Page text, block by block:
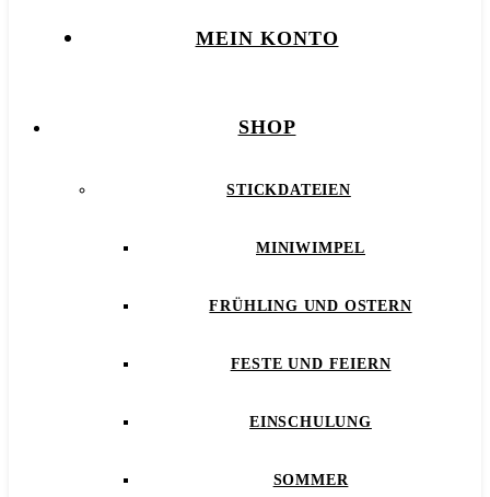
MEIN KONTO
SHOP
STICKDATEIEN
MINIWIMPEL
FRÜHLING UND OSTERN
FESTE UND FEIERN
EINSCHULUNG
SOMMER